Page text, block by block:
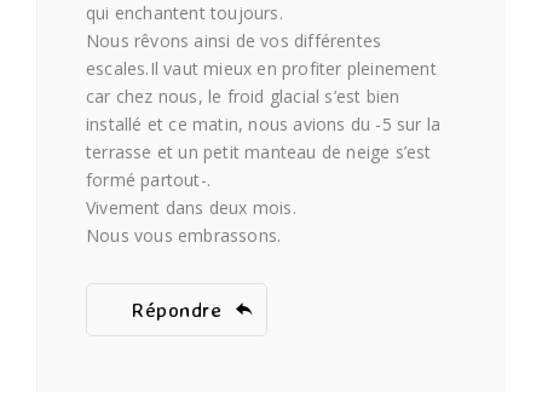
qui enchantent toujours.
Nous rêvons ainsi de vos différentes
escales.Il vaut mieux en profiter pleinement
car chez nous, le froid glacial s’est bien
installé et ce matin, nous avions du -5 sur la
terrasse et un petit manteau de neige s’est
formé partout-.
Vivement dans deux mois.
Nous vous embrassons.
Répondre